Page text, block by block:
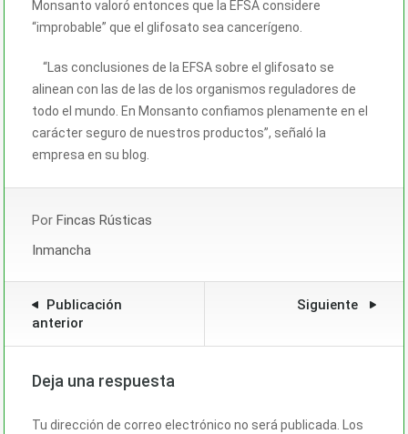
Monsanto valoró entonces que la EFSA considere
“improbable” que el glifosato sea cancerígeno.
“Las conclusiones de la EFSA sobre el glifosato se
alinean con las de las de los organismos reguladores de
todo el mundo. En Monsanto confiamos plenamente en el
carácter seguro de nuestros productos”, señaló la
empresa en su blog.
Por Fincas Rústicas
Inmancha
Publicación
anterior
Siguiente
Deja una respuesta
Tu dirección de correo electrónico no será publicada. Los